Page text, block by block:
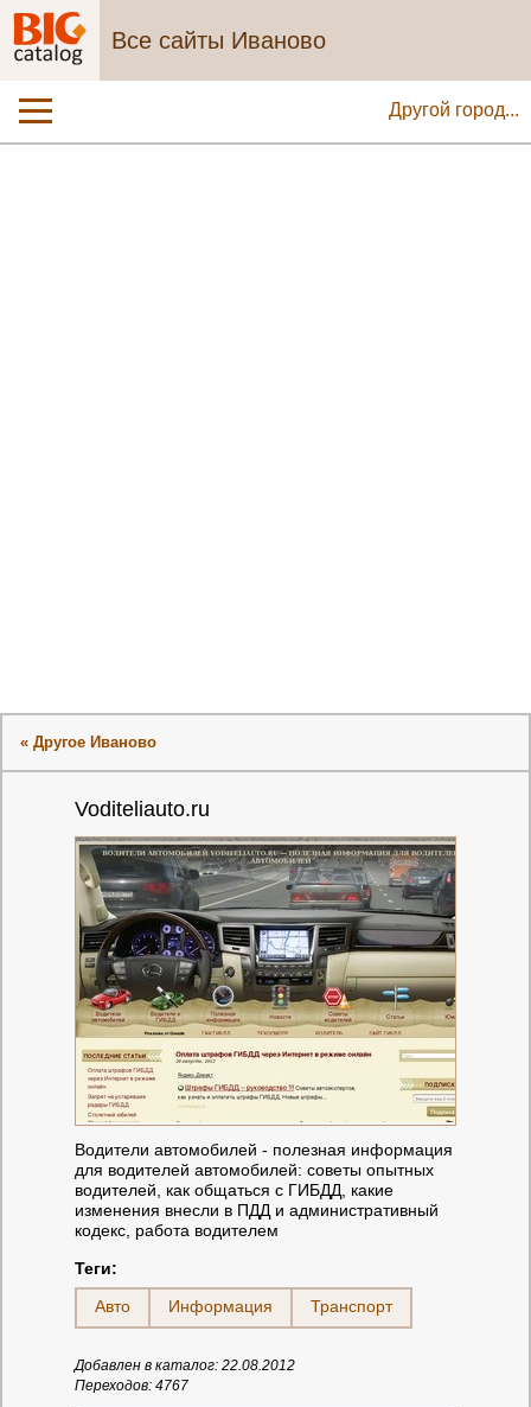
Все сайты Иваново
Другой город...
« Другое Иваново
Voditeliauto.ru
Водители автомобилей - полезная информация
для водителей автомобилей: советы опытных
водителей, как общаться с ГИБДД, какие
изменения внесли в ПДД и административный
кодекс, работа водителем
Теги:
Авто
Информация Транспорт
Добавлен в каталог: 22.08.2012
Переходов: 4767